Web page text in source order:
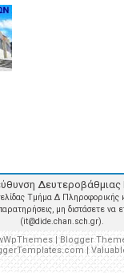
Δευτεροβάθμιας
Τμήμα Δ
μη διστάσετε να
(it@dide.chan.sch.gr).
| Blogger
|